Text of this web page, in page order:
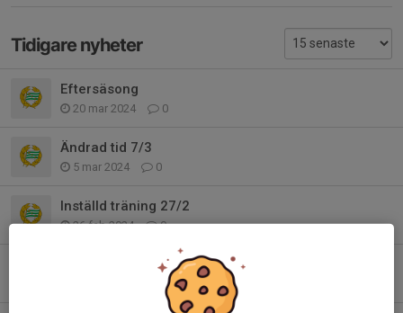
Tidigare nyheter
Eftersäsong
20 mar 2024 0
Ändrad tid 7/3
5 mar 2024 0
Inställd träning 27/2
26 feb 2024 0
Ann Elefalk cup